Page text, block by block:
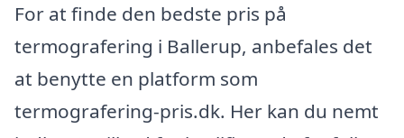
For at finde den bedste pris på
termografering i Ballerup, anbefales det
at benytte en platform som
termografering-pris.dk. Her kan du nemt